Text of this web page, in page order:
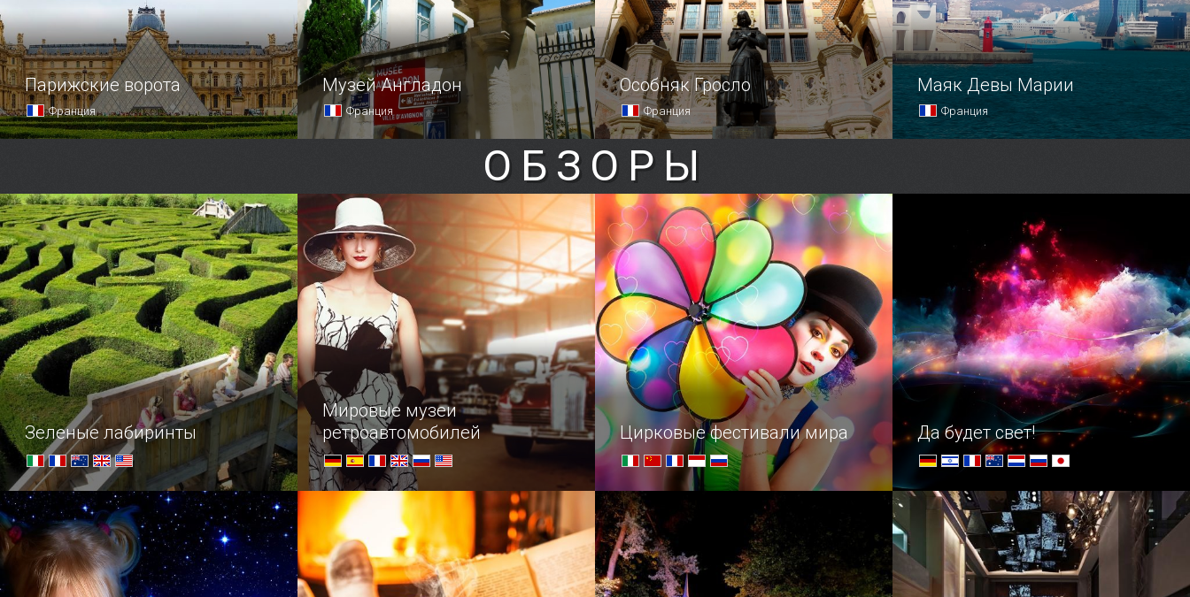
Парижские ворота
Франция
напоминающая о тех временах, когда
Лилль был обнесен мощной
крепостной стеной.
Музей Англадон
Франция
Небольшое, но чрезвычайно
познавательное место в Авиньоне —
это художественный музей Англадон.
Особняк Гросло
Франция
Чиновники любой страны мира
всегда любили жить с размахом.
Маяк Девы Марии
Франция
который служил не только
ориентиром для кораблей,
но и моральной опорой для моряков
на суднах: ведь увидев …
ОБЗОРЫ
Зеленые лабиринты
Развлечение для смельчаков –
постараться не заблудиться в
хитросплетенных переходах
сложнейших лабиринтов!
Мировые музеи
ретроавтомобилей
Список популярных музеев
старинных авто по всему миру
Цирковые фестивали мира
Поклонникам цирка посвящается –
мировые эпицентры любимого всеми
искусства.
Да будет свет!
Погружение в световую феерию